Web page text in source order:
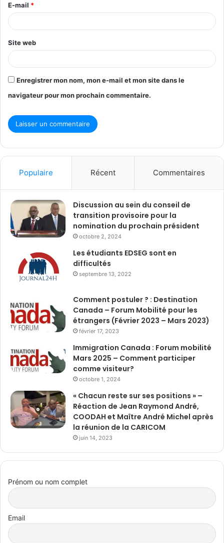
e
*
E-mail *
Site web
Enregistrer mon nom, mon e-mail et mon site dans le
navigateur pour mon prochain commentaire.
Populaire Récent Commentaires
Discussion au sein du conseil de
transition provisoire pour la
nomination du prochain président
octobre 2, 2024
Les étudiants EDSEG sont en
difficultés
septembre 13, 2022
Comment postuler ? : Destination
Canada – Forum Mobilité pour les
étrangers (Février 2023 – Mars 2023)
février 17, 2023
Immigration Canada : Forum mobilité
Mars 2025 – Comment participer
comme visiteur?
octobre 1, 2024
« Chacun reste sur ses positions » –
Réaction de Jean Raymond André,
COODAH et Maître André Michel après
la réunion de la CARICOM
juin 14, 2023
Prénom ou nom complet
Email